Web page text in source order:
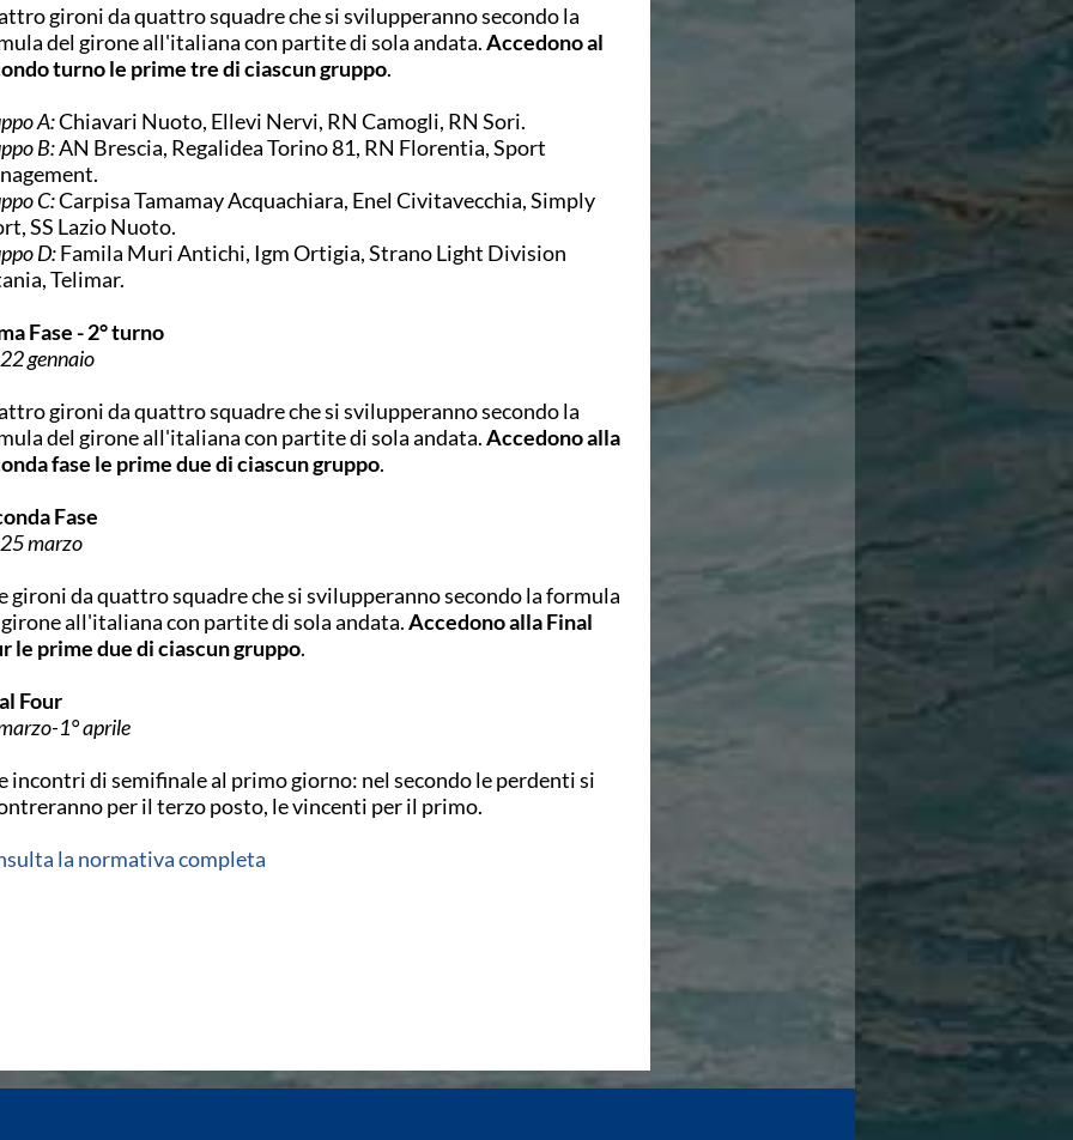
gironi da quattro squadre che si svilupperanno secondo la
del girone all'italiana con partite di sola andata.Accedono al
turno le prime tre di ciascun gruppo.
A:Chiavari Nuoto, Ellevi Nervi, RN Camogli, RN Sori.
B:AN Brescia, Regalidea Torino 81, RN Florentia, Sport
C:Carpisa Tamamay Acquachiara, Enel Civitavecchia, Simply
SS Lazio Nuoto.
D:Famila Muri Antichi, Igm Ortigia, Strano Light Division
Telimar.
Fase - 2° turno
gennaio
gironi da quattro squadre che si svilupperanno secondo la
del girone all'italiana con partite di sola andata.Accedono alla
fase le prime due di ciascun gruppo.
Fase
marzo
gironi da quattro squadre che si svilupperanno secondo la formula
all'italiana con partite di sola andata.Accedono alla Final
le prime due di ciascun gruppo.
Four
1° aprile
incontri di semifinale al primo giorno: nel secondo le perdenti si
per il terzo posto, le vincenti per il primo.
la normativa completa